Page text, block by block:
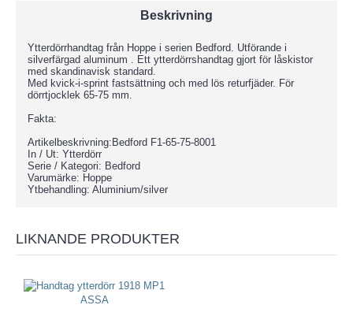
Beskrivning
Ytterdörrhandtag från Hoppe i serien Bedford. Utförande i
silverfärgad aluminum . Ett ytterdörrshandtag gjort för låskistor
med skandinavisk standard.
Med kvick-i-sprint fastsättning och med lös returfjäder. För
dörrtjocklek 65-75 mm.
Fakta:
Artikelbeskrivning:Bedford F1-65-75-8001
In / Ut: Ytterdörr
Serie / Kategori: Bedford
Varumärke: Hoppe
Ytbehandling: Aluminium/silver
LIKNANDE PRODUKTER